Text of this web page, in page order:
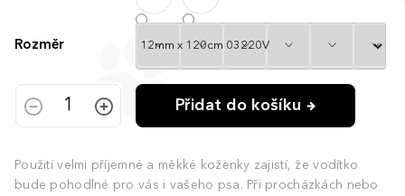
Rozměr
Přidat do košíku
Použití velmi příjemné a měkké koženky zajistí, že vodítko
bude pohodlné pro vás i vašeho psa. Při procházkách nebo